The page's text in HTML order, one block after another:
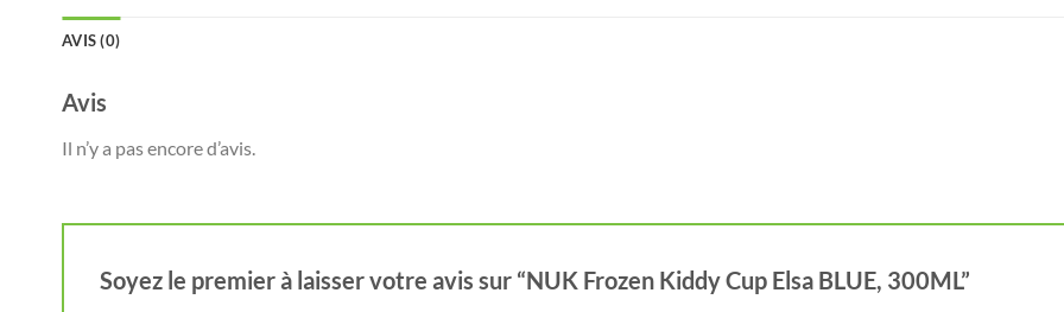
AVIS (0)
Avis
Il n’y a pas encore d’avis.
Soyez le premier à laisser votre avis sur “NUK Frozen Kiddy Cup Elsa BLUE, 300ML”